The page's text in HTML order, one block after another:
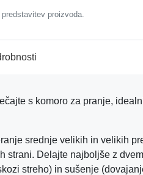
proizvoda.
s komoro za pranje,
srednje velikih in velikih
strani. Delajte najboljše z
streho) in sušenje